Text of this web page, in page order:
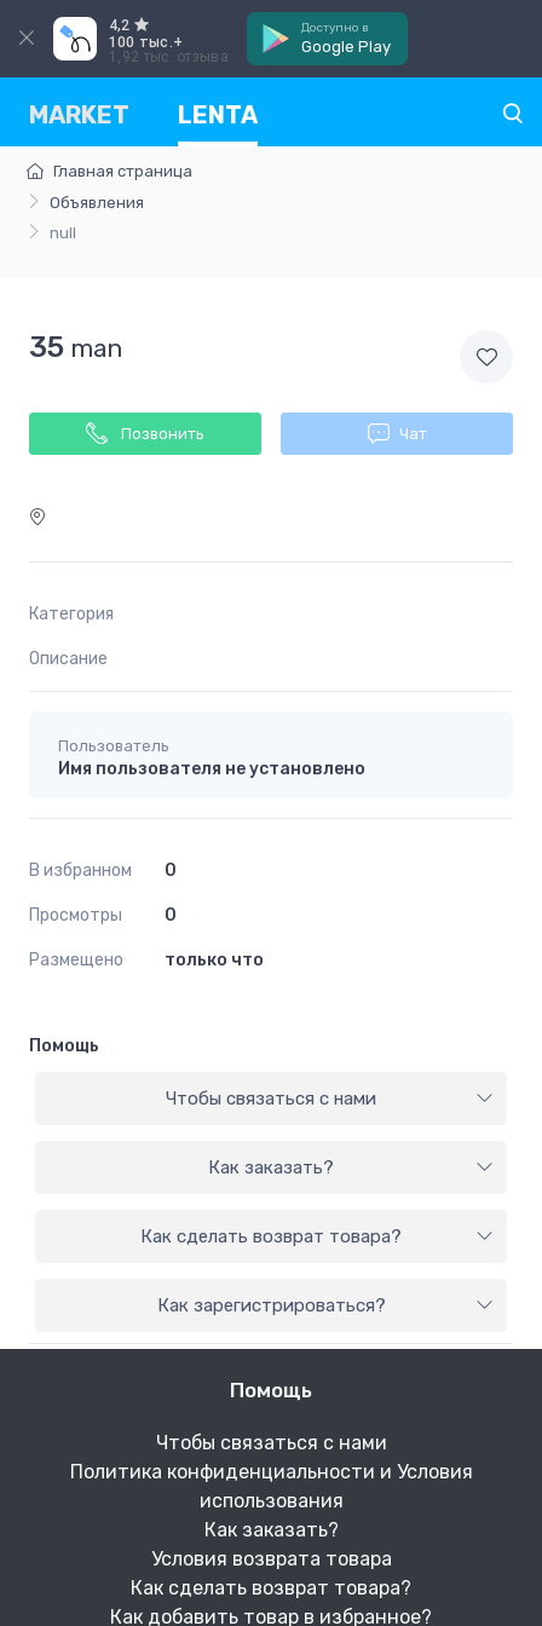
4,2
100 тыс.+
1,92 тыс. отзыва
Доступно в
Google Play
MARKET LENTA
Главная страница
Объявления
null
1
1
0
35 man
Позвонить Чат
Категория
Описание
Пользователь
Имя пользователя не установлено
В избранном 0
Просмотры 0
Размещено только что
Помощь
Чтобы связаться с нами
Как заказать?
Как сделать возврат товара?
Как зарегистрироваться?
Помощь
Чтобы связаться с нами
Политика конфиденциальности и Условия
использования
Как заказать?
Условия возврата товара
Как сделать возврат товара?
Как добавить товар в избранное?